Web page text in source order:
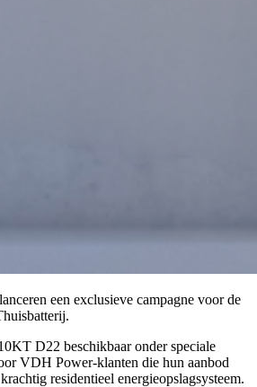
een exclusieve campagne voor de
D22 beschikbaar onder speciale
VDH Power-klanten die hun aanbod
residentieel energieopslagsysteem.